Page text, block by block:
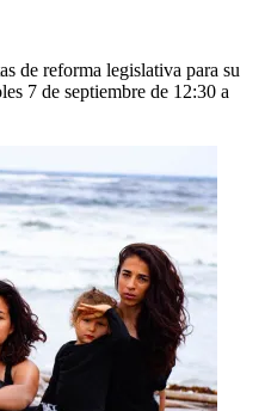
de reforma legislativa para su
7 de septiembre de 12:30 a